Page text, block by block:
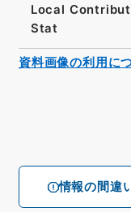
情報の間違
Local
Stat
資料画像の利用に